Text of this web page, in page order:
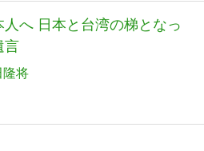
人へ 日本と台湾の梯となっ
言
隆将